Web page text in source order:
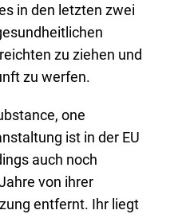
in den letzten zwei
zu ziehen und
zu werfen.
one
ist in der EU
auch noch
von ihrer
entfernt. Ihr liegt